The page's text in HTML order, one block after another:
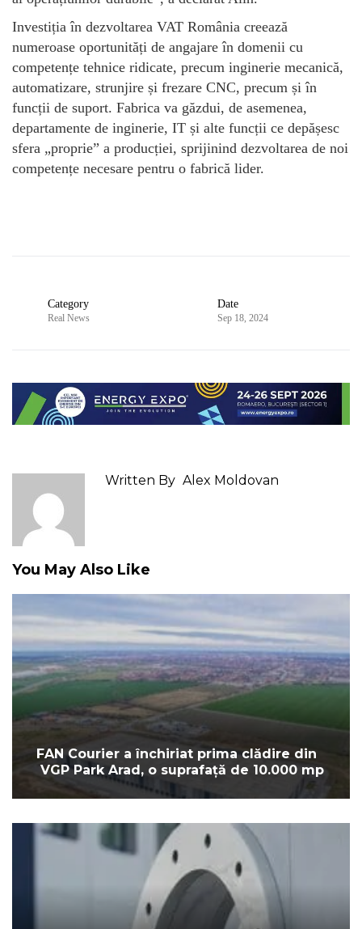
Investiția în dezvoltarea VAT România creează
numeroase oportunități de angajare în domenii cu
competențe tehnice ridicate, precum inginerie mecanică,
automatizare, strunjire și frezare CNC, precum și în
funcții de suport. Fabrica va găzdui, de asemenea,
departamente de inginerie, IT și alte funcții ce depășesc
sfera „proprie” a producției, sprijinind dezvoltarea de noi
competențe necesare pentru o fabrică lider.
Category
Real News
Date
Sep 18, 2024
Written By Alex Moldovan
You May Also Like
FAN Courier a închiriat prima clădire din
VGP Park Arad, o suprafață de 10.000 mp